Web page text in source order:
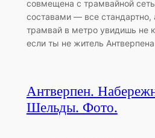
совмещена с трамвайной
составами — все стандартно,
трамвай в метро увидишь не
если ты не житель
Антверпен.
Шельды. Фото.